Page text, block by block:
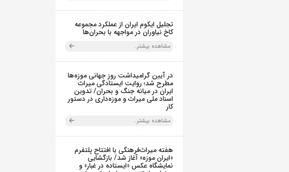
تجلیل ایکوم ایران از عملکرد مجموعه
کاخ نیاوران در مواجهه با بحران‌ها
مشاهده بیشتر..
در آیین گرامیداشت روز جهانی موزه‌ها
مطرح شد؛ روایت ایستادگی میراث
ایران در میانه جنگ و بحران/ تدوین
اسناد ملی میراث و موزه‌داری در دستور
کار
مشاهده بیشتر..
هفته میراث‌فرهنگی با افتتاح پلتفرم
«ایران موزه» آغاز شد/ بازگشایی
نمایشگاه عکس «ایستاده در غبار» و